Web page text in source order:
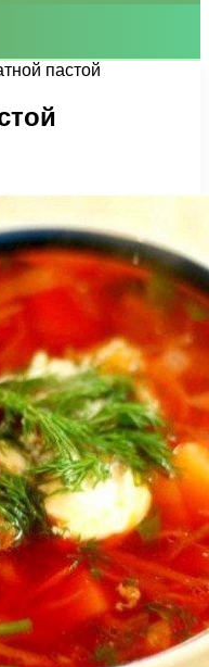
пастой